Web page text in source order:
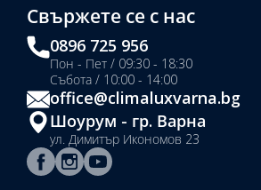
Свържете се с нас
0896 725 956
Пон - Пет / 09:30 - 18:30
Събота / 10:00 - 14:00
office@climaluxvarna.bg
Шоурум - гр. Варна
ул. Димитър Икономов 23